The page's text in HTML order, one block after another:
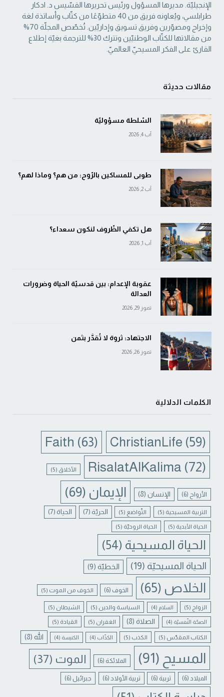
الإنجيليّة. مديرها المسؤول ‏ورئيس تحريرها القسّيس د. ادكار
طرابلسي، ويُعاونه فريق من 40 متطوّعًا من كتّاب وأساتذة لغة
‏وإخراج ومصوّرين وفريق تسويق وإداريّين. تُخصّص المجلّة 70%
من مقالاتها للكتّاب الوطنيّين ‏وتترك 30% للترجمة بغيّة إطلاع
القارئ على الفكر المسيحيّ العالميّ.‏
مقالات حديثة
السّلطة مسؤوليّة
آب 4, 2026
طوبى للمساكين بالرّوح: من هم؟ وماذا لهم؟
آب 2, 2026
هل تكفي الظّروف لنكون سعداء؟
آب 1, 2026
عقوبة الإعدام: بين قدسيّة الحياة وضرورات
العدالة
تموز 29, 2026
الاجتهاد: ثروة لا تُقدَّر بثمن
تموز 26, 2026
الكلمات الدلالية
ChristianLife (59)
Faith (63)
RisalatAlKalima (72) الأخلاق (5)
الأرواح (6) الإنسان(8) الإيمان (69)
التربية المسيحية (5) التّواضع (5) الحريّة (7) الحياة (7)
الحياة الأبدية (5) الحياة الروحيّة (5)
الحياة المسيحية (54)
الحياة المسيحيّة (19) الخطيّة (9)
الخلاص (65) الخوف (6) الخوف من الموت (5)
الزواج (5) السلام (4) السياسة والدين (5) الشيطان (5)
الصحّة النّفسيّة (4) الصلاة(8) الغفران (5) القيادة (5)
الكتاب المقدّس (5) الكذب (5) الكذّاب (4) الكنيسة (4) الله (8)
المسيح (91) الملائكة (6) الموت (37)
الميلاد (6) تربية (6) تربية الأولاد (6) جبرائيل (6)